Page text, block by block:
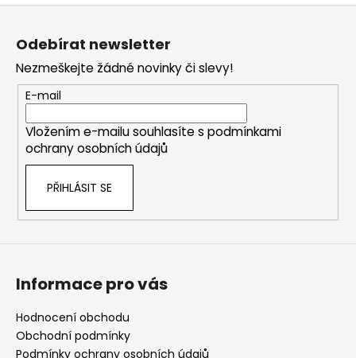
Z
Odebírat newsletter
Nezmeškejte žádné novinky či slevy!
E-mail
Vložením e-mailu souhlasíte s podmínkami
ochrany osobních údajů
PŘIHLÁSIT SE
Informace pro vás
Hodnocení obchodu
Obchodní podmínky
Podmínky ochrany osobních údajů